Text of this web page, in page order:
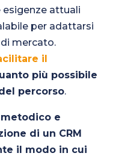
attuali
per adattarsi
mercato.
il
più possibile
percorso.
metodico e
di un CRM
il modo in cui